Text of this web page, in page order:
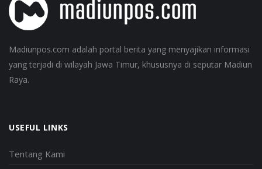
Madiunpos.com adalah portal berita yang menyajikan informasi
yang terjadi di wilayah Jawa Timur, khususnya di seputar Madiun
Raya.
USEFUL LINKS
Tentang Kami